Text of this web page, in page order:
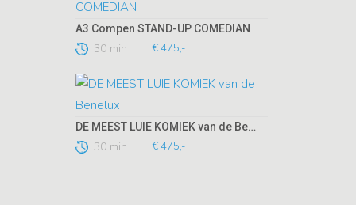
A3 Compen STAND-UP COMEDIAN
30 min € 475,-
DE MEEST LUIE KOMIEK van de Benelux
30 min € 475,-